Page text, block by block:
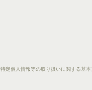
特定個人情報等の取り扱いに関する基本